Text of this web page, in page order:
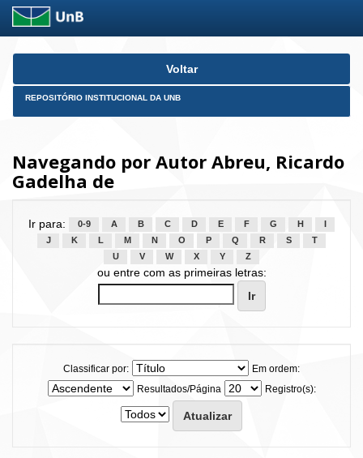
Skip
Voltar
REPOSITÓRIO INSTITUCIONAL DA UNB
Navegando por Autor Abreu, Ricardo
Gadelha de
Ir para: 0-9 A B C D E F G H
J
K L M N O P Q R S
T
U
V W X Y Z
ou entre com as primeiras letras:
Classificar por:
Em ordem:
Resultados/Página
Registro(s):